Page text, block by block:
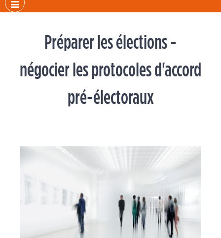
Préparer les élections -
négocier les protocoles d'accord
pré-électoraux